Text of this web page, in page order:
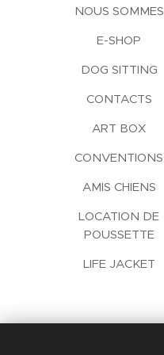
NOUS SOMMES
E-SHOP
DOG SITTING
CONTACTS
ART BOX
CONVENTIONS
AMIS CHIENS
LOCATION DE
POUSSETTE
LIFE JACKET